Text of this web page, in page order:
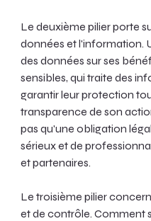
Le deuxième pilier porte
données et l'information.
des données sur ses
sensibles, qui traite des
garantir leur protection
transparence de son
pas qu'une obligation
sérieux et de
et partenaires.
Le troisième pilier
et de contrôle. Comment